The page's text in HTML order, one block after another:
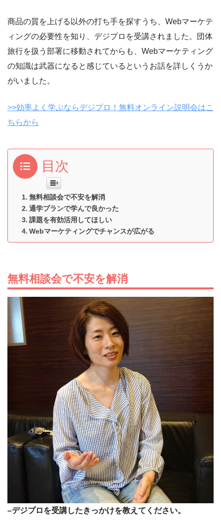
商品の質を上げる以外の打ち手を探すうち、Webマーケテ
ィングの必要性を知り、デジプロを受講されました。団体
旅行を扱う部署に移動されてからも、Webマーケティング
の知識は武器になると感じているというお話を詳しくうか
がいました。
>>効率よく学ぶならデジプロ！無料オンライン説明会はこ
ちらから
目次
無料相談会で不安を解消
通学プランで学んで良かった
課題を有効活用してほしい
Webマーケティングでチャンスが広がる
無料相談会で不安を解消
–デジプロを受講したきっかけを教えてください。